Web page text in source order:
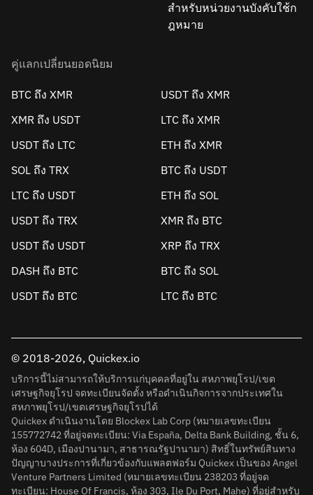
สำหรับหน่วยงานบังคับใช้ก
ฎหมาย
คู่แลกเปลี่ยนยอดนิยม
BTC ถึง XMR
USDT ถึง XMR
XMR ถึง USDT
LTC ถึง XMR
USDT ถึง LTC
ETH ถึง XMR
SOL ถึง TRX
BTC ถึง USDT
LTC ถึง USDT
ETH ถึง SOL
USDT ถึง TRX
XMR ถึง BTC
USDT ถึง USDT
XRP ถึง TRX
DASH ถึง BTC
BTC ถึง SOL
USDT ถึง BTC
LTC ถึง BTC
© 2018-2026, Quickex.io
บริการนี้ไม่สามารถให้บริการแก่บุคคลที่อยู่ใน สหภาพยุโรป/เขต
เศรษฐกิจยุโรป จดทะเบียนจัดตั้ง หรือดำเนินกิจการจากประเทศใน
สหภาพยุโรป/เขตเศรษฐกิจยุโรปได้
Quickex ดำเนินงานโดย Blockex Lab Corp (หมายเลขทะเบียน
155772742 ที่อยู่จดทะเบียน: Via España, Delta Bank Building, ชั้น 6,
ห้อง 604D, เมืองปานามา, สาธารณรัฐปานามา) สิทธิ์ในทรัพย์สินทาง
ปัญญาบางประการที่เกี่ยวข้องกับแพลตฟอร์ม Quickex เป็นของ Angel
Venture Partners Limited (หมายเลขทะเบียน 238203 ที่อยู่จด
ทะเบียน: House Of Francis, ห้อง 303, Ile Du Port, Mahe) ที่อยู่สำหรับ